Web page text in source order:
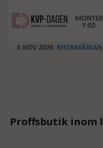
Proffsbutik inom